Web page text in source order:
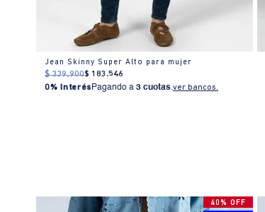
Jean Skinny Super Alto para mujer
$ 339.900$ 183 .546
0% Interés Pagando a3 cuotas.ver bancos.
40% OFF